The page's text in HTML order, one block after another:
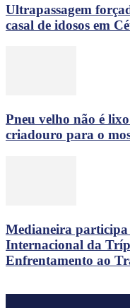
Ultrapassagem
casal de idosos em
Pneu velho não é
criadouro para o
Medianeira
Internacional da
Enfrentamento ao